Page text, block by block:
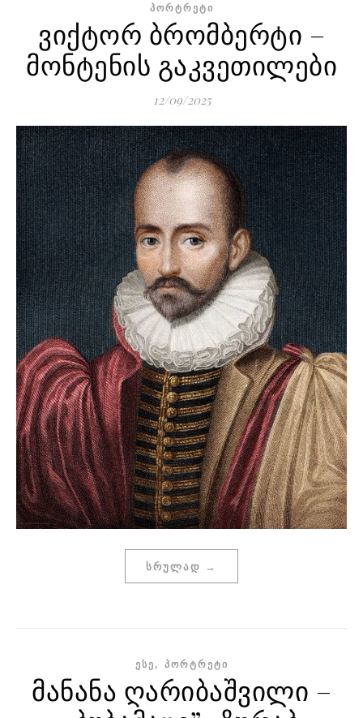
ᲞᲝᲠᲢᲠᲔᲢᲘ
ვიქტორ ბრომბერტი –
მონტენის გაკვეთილები
12/09/2025
ᲡᲠᲣᲚᲐᲓ →
ᲔᲡᲔ, ᲞᲝᲠᲢᲠᲔᲢᲘ
მანანა ღარიბაშვილი –